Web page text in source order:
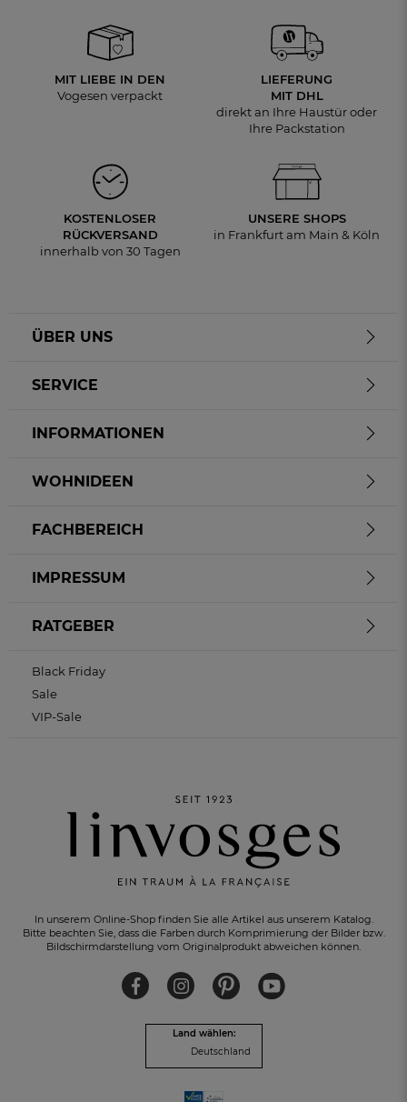
KOSTENLOSER RÜCKVERSANDinnerhalb von 30 Tagen
MIT LIEBE IN DEN
Vogesen verpackt
LIEFERUNG
MIT DHL
direkt an Ihre Haustür oder
Ihre Packstation
KOSTENLOSER
RÜCKVERSAND
innerhalb von 30 Tagen
UNSERE SHOPS
in Frankfurt am Main & Köln
In unserem Online-Shop finden Sie alle Artikel aus unserem Katalog.
Bitte beachten Sie, dass die Farben durch Komprimierung der Bilder bzw.
Bildschirmdarstellung vom Originalprodukt abweichen können.
Land wählen:
Deutschland
ÜBER UNS
SERVICE
INFORMATIONEN
WOHNIDEEN
FACHBEREICH
IMPRESSUM
RATGEBER
Black Friday
Sale
VIP-Sale